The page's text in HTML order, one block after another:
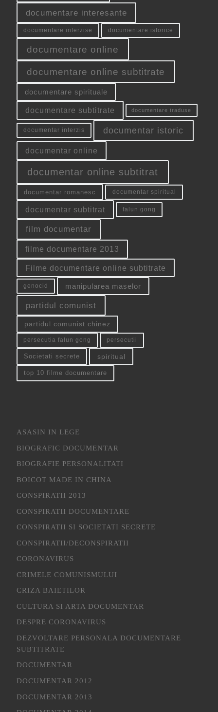
documentare interesante
documentare interzise documentare istorice
documentare online
documentare online subtitrate
documentare spirituale
documentare subtitrate documentare traduse
documentar interzis documentar istoric
documentar online
documentar online subtitrat
documentar romanesc documentar spiritual
documentar subtitrat falun gong
film documentar
filme documentare 2013
Filme documentare online subtitrate
genocid manipularea maselor
partidul comunist
partidul comunist chinez
persecutia falun gong persecutii
Societati secrete spiritual
top 10 filme documentare
ASASIN IN LEGE
BIOGRAFIC DOCUMENTAR
BIOGRAFIE PERSONALITATI
BOICOT MADE IN CHINA
CONSPIRATII 2013
CONSPIRATII DOCUMENTARE
CONSPIRATII SI SOCIETATI SECRETE
CONSPIRATII/DECONSPIRATII
CORONAVIRUS
CRIMELE COMUNISMULUI
CRIZA BAIETILOR
CULTURA SI ARTA DOCUMENTAR
DESPRE CORONAVIRUS
DEZVOLTARE PERSONALA DOCUMENTARE
SUBTITRATE
DOCUMENTAR
DOCUMENTAR 2012
DOCUMENTAR 2013